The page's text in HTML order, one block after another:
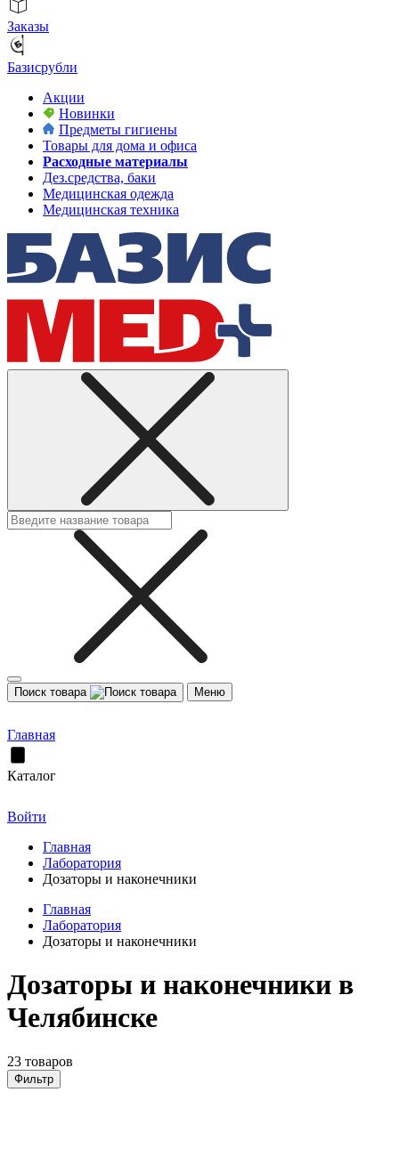
Заказы
Базисрубли
Акции
Новинки
Предметы гигиены
Товары для дома и офиса
Расходные материалы
Дез.средства, баки
Медицинская одежда
Медицинская техника
Поиск товара Меню
Главная
Каталог
Войти
Главная
Лаборатория
Дозаторы и наконечники
Главная
Лаборатория
Дозаторы и наконечники
Дозаторы и наконечники в
Челябинске
23 товаров
Фильтр